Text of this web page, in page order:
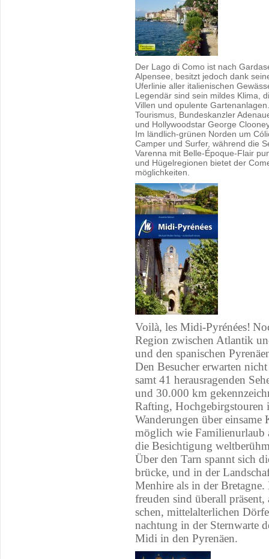
Der Lago di Como ist nach
Al­pen­see, be­sitzt je­doch dank
Ufer­li­nie aller ita­lie­ni­schen
Le­gen­där sind sein mil­des Klima,
Vil­len und opu­len­te
Tou­ris­mus, Bun­des­kanz­ler
und Hol­ly­wood­star Ge­or­ge
Im länd­lich-grü­nen Nor­den um
Cam­per und Sur­fer, wäh­rend die
Va­ren­na mit Belle-Épo­que-Flair
und Hü­gel­re­gio­nen bie­tet der
mög­lich­kei­ten.
Voilà, les Midi-Py­ré­nées!
Re­gi­on zwi­schen At­lan­tik
und den spa­ni­schen
Den Be­su­cher er­war­ten
samt 41 her­aus­ra­gen­den
und 30.000 km
Raf­ting, Hoch­ge­birgs­tou­ren
Wan­de­run­gen über ein­sa­me
mög­lich wie Fa­mi­li­en­ur­laub
die Be­sich­ti­gung
Über den Tarn spannt sich
brü­cke, und in der
Menhi­re als in der
freu­den sind über­all
schen, mit­tel­al­ter­li­chen
nach­tung in der Stern­war­te
Midi in den Py­re­nä­en.